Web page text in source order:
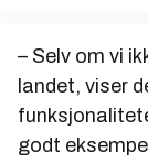
– Selv om vi
landet, viser
godt